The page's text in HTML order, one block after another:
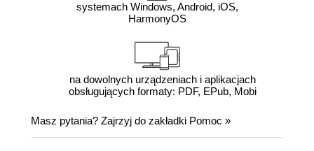
systemach Windows, Android, iOS,
HarmonyOS
na dowolnych urządzeniach i aplikacjach
obsługujących formaty: PDF, EPub, Mobi
Masz pytania? Zajrzyj do zakładki Pomoc »